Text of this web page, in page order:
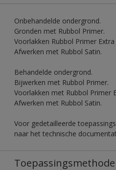
Onbehandelde ondergrond.
Gronden met Rubbol Primer.
Voorlakken Rubbol Primer
Afwerken met Rubbol Satin.
Behandelde ondergrond.
Bijwerken met Rubbol Primer.
Voorlakken met Rubbol Primer
Afwerken met Rubbol Satin.
Voor gedetailleerde
naar het technische
Toepassingsmethode